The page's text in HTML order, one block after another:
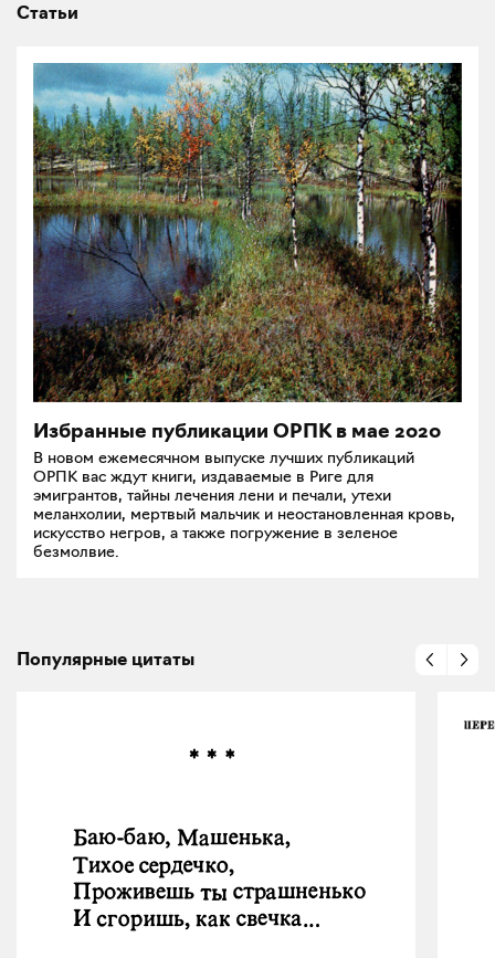
Статьи
Избранные публикации ОРПК в мае 2020
В новом ежемесячном выпуске лучших публикаций
ОРПК вас ждут книги, издаваемые в Риге для
эмигрантов, тайны лечения лени и печали, утехи
меланхолии, мертвый мальчик и неостановленная кровь,
искусство негров, а также погружение в зеленое
безмолвие.
Популярные цитаты